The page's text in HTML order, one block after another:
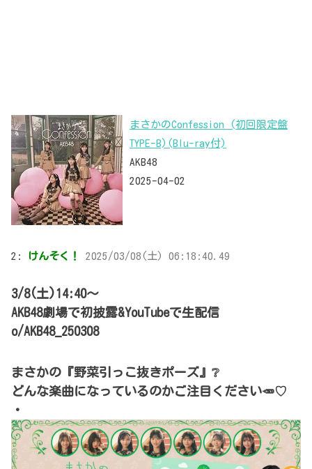
まさかのConfession (初回限定盤
TYPE-B)(Blu-ray付)
AKB48
2025-04-02
2: けんそく！ 2025/03/08(土) 06:18:40.49
3/8(土)14:40～
AKB48劇場で初披露&YouTubeで生配信
o/AKB48_250308
まさかの『野菜引っこ抜きポーズ』❔
どんな楽曲になっているのかご注目ください🥕♡
・